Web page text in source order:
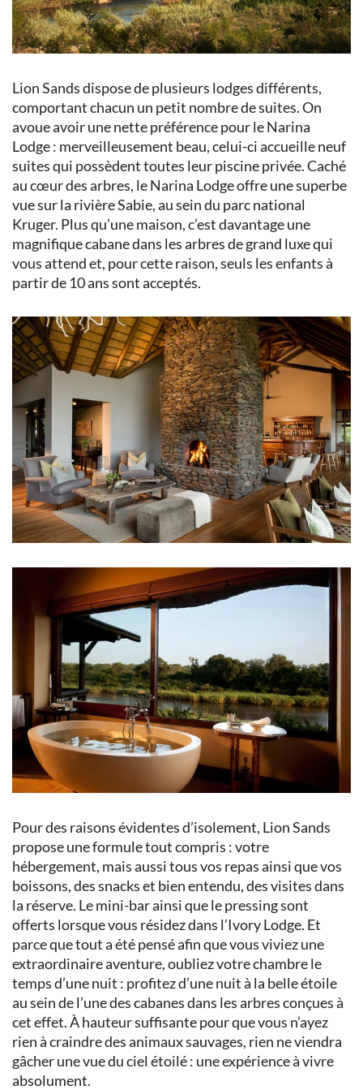
Lion Sands dispose de plusieurs lodges différents,
comportant chacun un petit nombre de suites. On
avoue avoir une nette préférence pour le Narina
Lodge : merveilleusement beau, celui-ci accueille neuf
suites qui possèdent toutes leur piscine privée. Caché
au cœur des arbres, le Narina Lodge offre une superbe
vue sur la rivière Sabie, au sein du parc national
Kruger. Plus qu’une maison, c’est davantage une
magnifique cabane dans les arbres de grand luxe qui
vous attend et, pour cette raison, seuls les enfants à
partir de 10 ans sont acceptés.
Pour des raisons évidentes d’isolement, Lion Sands
propose une formule tout compris : votre
hébergement, mais aussi tous vos repas ainsi que vos
boissons, des snacks et bien entendu, des visites dans
la réserve. Le mini-bar ainsi que le pressing sont
offerts lorsque vous résidez dans l’Ivory Lodge. Et
parce que tout a été pensé afin que vous viviez une
extraordinaire aventure, oubliez votre chambre le
temps d’une nuit : profitez d’une nuit à la belle étoile
au sein de l’une des cabanes dans les arbres conçues à
cet effet. À hauteur suffisante pour que vous n’ayez
rien à craindre des animaux sauvages, rien ne viendra
gâcher une vue du ciel étoilé : une expérience à vivre
absolument.